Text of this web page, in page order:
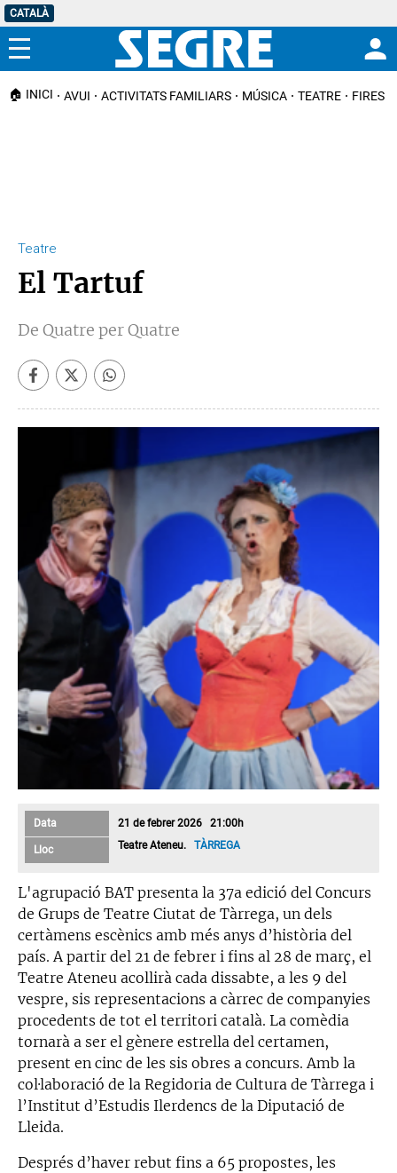
CATALÀ
Menú
🏠 INICI AVUI ACTIVITATS FAMILIARS MÚSICA TEATRE FIRES I
Teatre
El Tartuf
De Quatre per Quatre
Data 21 de febrer 2026 21:00h
Lloc Teatre Ateneu.TÀRREGA
L'agrupació BAT presenta la 37a edició del Concurs
de Grups de Teatre Ciutat de Tàrrega, un dels
certàmens escènics amb més anys d’història del
país. A partir del 21 de febrer i fins al 28 de març, el
Teatre Ateneu acollirà cada dissabte, a les 9 del
vespre, sis representacions a càrrec de companyies
procedents de tot el territori català. La comèdia
tornarà a ser el gènere estrella del certamen,
present en cinc de les sis obres a concurs. Amb la
col·laboració de la Regidoria de Cultura de Tàrrega i
l’Institut d’Estudis Ilerdencs de la Diputació de
Lleida.
Després d’haver rebut fins a 65 propostes, les